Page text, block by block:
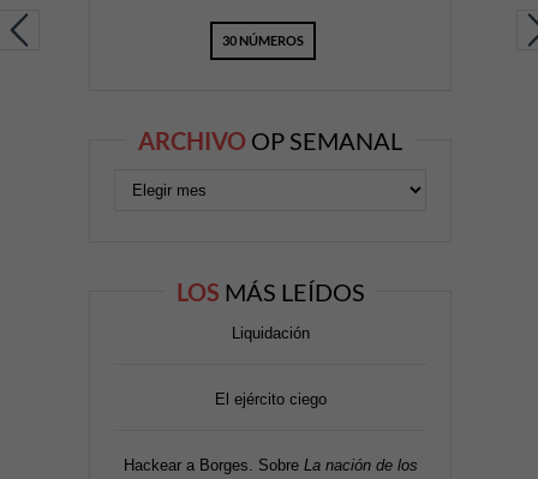
30 NÚMEROS
ARCHIVO OP SEMANAL
LOS MÁS LEÍDOS
Liquidación
El ejército ciego
Hackear a Borges. Sobre La nación de los